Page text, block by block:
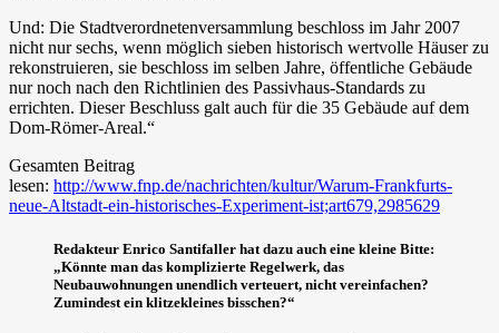
Und: Die Stadtverordnetenversammlung beschloss im Jahr 2007
nicht nur sechs, wenn möglich sieben historisch wertvolle Häuser zu
rekonstruieren, sie beschloss im selben Jahre, öffentliche Gebäude
nur noch nach den Richtlinien des Passivhaus-Standards zu
errichten. Dieser Beschluss galt auch für die 35 Gebäude auf dem
Dom-Römer-Areal.“
Gesamten Beitrag
lesen: http://www.fnp.de/nachrichten/kultur/Warum-Frankfurts-
neue-Altstadt-ein-historisches-Experiment-ist;art679,2985629
Redakteur Enrico Santifaller hat dazu auch eine kleine Bitte:
„Könnte man das komplizierte Regelwerk, das
Neubauwohnungen unendlich verteuert, nicht vereinfachen?
Zumindest ein klitzekleines bisschen?“